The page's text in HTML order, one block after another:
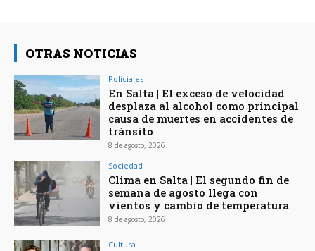
OTRAS NOTICIAS
Policiales
En Salta | El exceso de velocidad
desplaza al alcohol como principal
causa de muertes en accidentes de
tránsito
8 de agosto, 2026
Sociedad
Clima en Salta | El segundo fin de
semana de agosto llega con
vientos y cambio de temperatura
8 de agosto, 2026
Cultura